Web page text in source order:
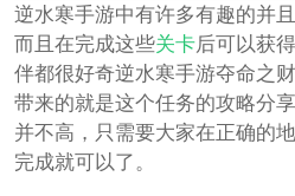
逆水寒手游中有许多有趣的并
而且在完成这些关卡后可以获
伴都很好奇逆水寒手游夺命之
带来的就是这个任务的攻略分
并不高，只需要大家在正确的
完成就可以了。